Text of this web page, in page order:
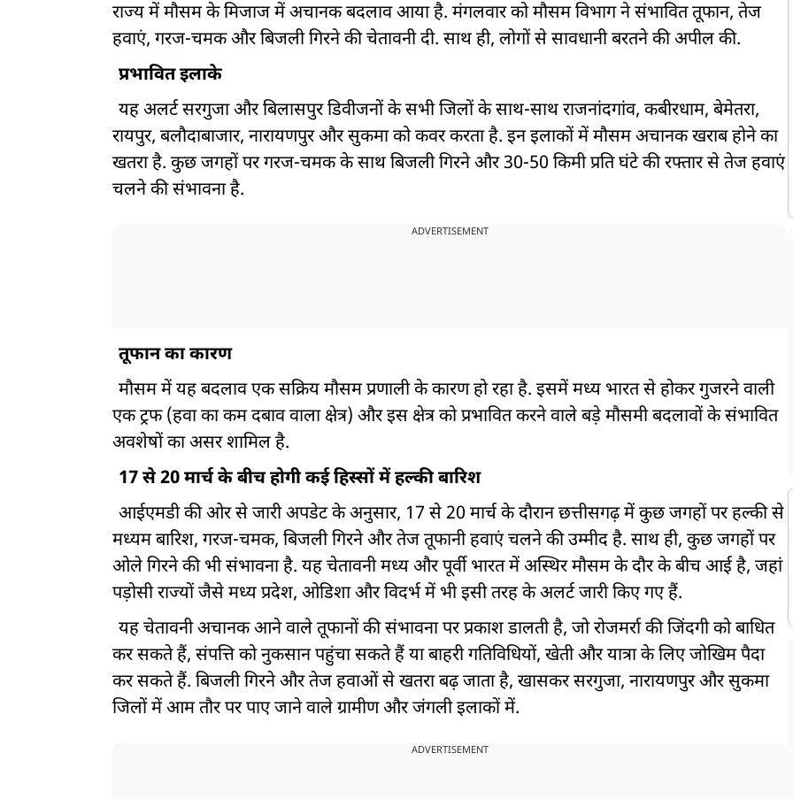
राज्य में मौसम के मिजाज में अचानक बदलाव आया है. मंगलवार को मौसम विभाग ने संभावित तूफान, तेज
हवाएं, गरज-चमक और बिजली गिरने की चेतावनी दी. साथ ही, लोगों से सावधानी बरतने की अपील की.
प्रभावित इलाके
यह अलर्ट सरगुजा और बिलासपुर डिवीजनों के सभी जिलों के साथ-साथ राजनांदगांव, कबीरधाम, बेमेतरा,
रायपुर, बलौदाबाजार, नारायणपुर और सुकमा को कवर करता है. इन इलाकों में मौसम अचानक खराब होने का
खतरा है. कुछ जगहों पर गरज-चमक के साथ बिजली गिरने और 30-50 किमी प्रति घंटे की रफ्तार से तेज हवाएं
चलने की संभावना है.
ADVERTISEMENT
तूफान का कारण
मौसम में यह बदलाव एक सक्रिय मौसम प्रणाली के कारण हो रहा है. इसमें मध्य भारत से होकर गुजरने वाली
एक ट्रफ (हवा का कम दबाव वाला क्षेत्र) और इस क्षेत्र को प्रभावित करने वाले बड़े मौसमी बदलावों के संभावित
अवशेषों का असर शामिल है.
17 से 20 मार्च के बीच होगी कई हिस्सों में हल्की बारिश
आईएमडी की ओर से जारी अपडेट के अनुसार, 17 से 20 मार्च के दौरान छत्तीसगढ़ में कुछ जगहों पर हल्की से
मध्यम बारिश, गरज-चमक, बिजली गिरने और तेज तूफानी हवाएं चलने की उम्मीद है. साथ ही, कुछ जगहों पर
ओले गिरने की भी संभावना है. यह चेतावनी मध्य और पूर्वी भारत में अस्थिर मौसम के दौर के बीच आई है, जहां
पड़ोसी राज्यों जैसे मध्य प्रदेश, ओडिशा और विदर्भ में भी इसी तरह के अलर्ट जारी किए गए हैं.
यह चेतावनी अचानक आने वाले तूफानों की संभावना पर प्रकाश डालती है, जो रोजमर्रा की जिंदगी को बाधित
कर सकते हैं, संपत्ति को नुकसान पहुंचा सकते हैं या बाहरी गतिविधियों, खेती और यात्रा के लिए जोखिम पैदा
कर सकते हैं. बिजली गिरने और तेज हवाओं से खतरा बढ़ जाता है, खासकर सरगुजा, नारायणपुर और सुकमा
जिलों में आम तौर पर पाए जाने वाले ग्रामीण और जंगली इलाकों में.
ADVERTISEMENT